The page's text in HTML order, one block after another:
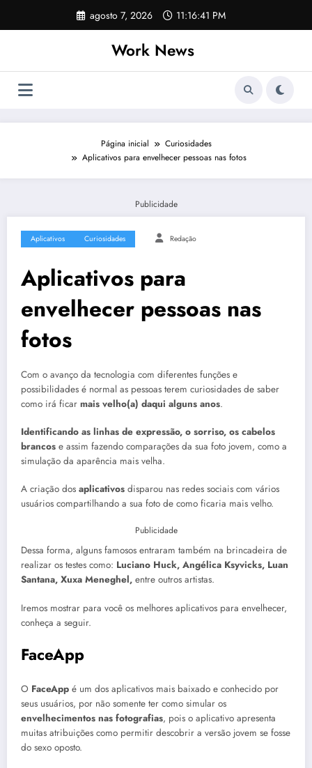
o
agosto 7, 2026 11:16:42 PM
Work News
Página inicial
Curiosidades
Aplicativos para envelhecer pessoas nas fotos
Publicidade
Aplicativos Curiosidades Redação
Aplicativos para
envelhecer pessoas nas
fotos
Com o avanço da tecnologia com diferentes funções e
possibilidades é normal as pessoas terem curiosidades de saber
como irá ficar mais velho(a) daqui alguns anos.
Identificando as linhas de expressão, o sorriso, os cabelos
brancos e assim fazendo comparações da sua foto jovem, como a
simulação da aparência mais velha.
A criação dos aplicativos disparou nas redes sociais com vários
usuários compartilhando a sua foto de como ficaria mais velho.
Publicidade
Dessa forma, alguns famosos entraram também na brincadeira de
realizar os testes como: Luciano Huck, Angélica Ksyvicks, Luan
Santana, Xuxa Meneghel, entre outros artistas.
Iremos mostrar para você os melhores aplicativos para envelhecer,
conheça a seguir.
FaceApp
O FaceApp é um dos aplicativos mais baixado e conhecido por
seus usuários, por não somente ter como simular os
envelhecimentos nas fotografias, pois o aplicativo apresenta
muitas atribuições como permitir descobrir a versão jovem se fosse
do sexo oposto.